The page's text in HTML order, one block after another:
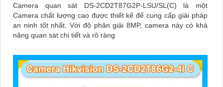
Camera quan sát DS-2CD2T87G2P-LSU/SL(C) là một
Camera chất lượng cao được thiết kế để cung cấp giải pháp
an ninh tốt nhất. Với độ phân giải 8MP, camera này có khả
năng quan sát chi tiết và rõ ràng